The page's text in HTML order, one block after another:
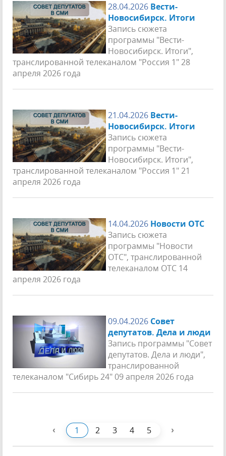
28.04.2026 Вести-
Новосибирск. Итоги
Запись сюжета
программы "Вести-
Новосибирск. Итоги",
транслированной телеканалом "Россия 1" 28
апреля 2026 года
21.04.2026 Вести-
Новосибирск. Итоги
Запись сюжета
программы "Вести-
Новосибирск. Итоги",
транслированной телеканалом "Россия 1" 21
апреля 2026 года
14.04.2026 Новости ОТС
Запись сюжета
программы "Новости
ОТС", транслированной
телеканалом ОТС 14
апреля 2026 года
09.04.2026 Совет
депутатов. Дела и люди
Запись программы "Совет
депутатов. Дела и люди",
транслированной
телеканалом "Сибирь 24" 09 апреля 2026 года
‹ 1 2 3 4 5 ›